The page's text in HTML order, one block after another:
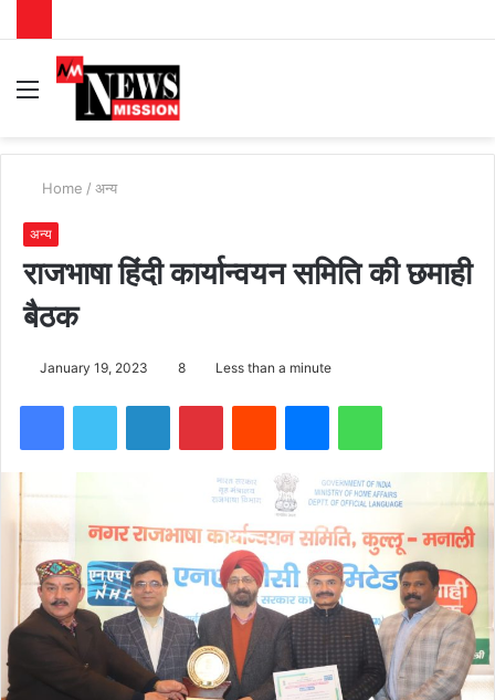
Menu
Home / अन्य
अन्य
राजभाषा हिंदी कार्यान्वयन समिति की छमाही
बैठक
January 19, 2023 8 Less than a minute